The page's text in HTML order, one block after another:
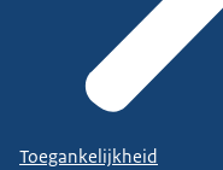
Toegankelijkheid